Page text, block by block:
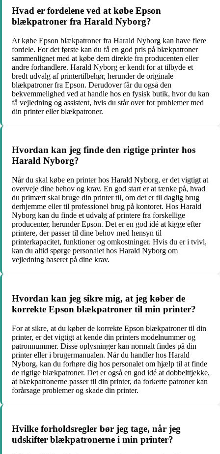
Hvad er fordelene ved at købe Epson
blækpatroner fra Harald Nyborg?
At købe Epson blækpatroner fra Harald Nyborg kan have flere
fordele. For det første kan du få en god pris på blækpatroner
sammenlignet med at købe dem direkte fra producenten eller
andre forhandlere. Harald Nyborg er kendt for at tilbyde et
bredt udvalg af printertilbehør, herunder de originale
blækpatroner fra Epson. Derudover får du også den
bekvemmelighed ved at handle hos en fysisk butik, hvor du kan
få vejledning og assistent, hvis du står over for problemer med
din printer eller blækpatroner.
Hvordan kan jeg finde den rigtige printer hos
Harald Nyborg?
Når du skal købe en printer hos Harald Nyborg, er det vigtigt at
overveje dine behov og krav. En god start er at tænke på, hvad
du primært skal bruge din printer til, om det er til daglig brug
derhjemme eller til professionel brug på kontoret. Hos Harald
Nyborg kan du finde et udvalg af printere fra forskellige
producenter, herunder Epson. Det er en god idé at kigge efter
printere, der passer til dine behov med hensyn til
printerkapacitet, funktioner og omkostninger. Hvis du er i tvivl,
kan du altid spørge personalet hos Harald Nyborg om
vejledning baseret på dine krav.
Hvordan kan jeg sikre mig, at jeg køber de
korrekte Epson blækpatroner til min printer?
For at sikre, at du køber de korrekte Epson blækpatroner til din
printer, er det vigtigt at kende din printers modelnummer og
patronnummer. Disse oplysninger kan normalt findes på din
printer eller i brugermanualen. Når du handler hos Harald
Nyborg, kan du forhøre dig hos personalet om hjælp til at finde
de rigtige blækpatroner. Det er også en god idé at dobbelttjekke,
at blækpatronerne passer til din printer, da forkerte patroner kan
forårsage problemer og skade din printer.
Hvilke forholdsregler bør jeg tage, når jeg
udskifter blækpatronerne i min printer?